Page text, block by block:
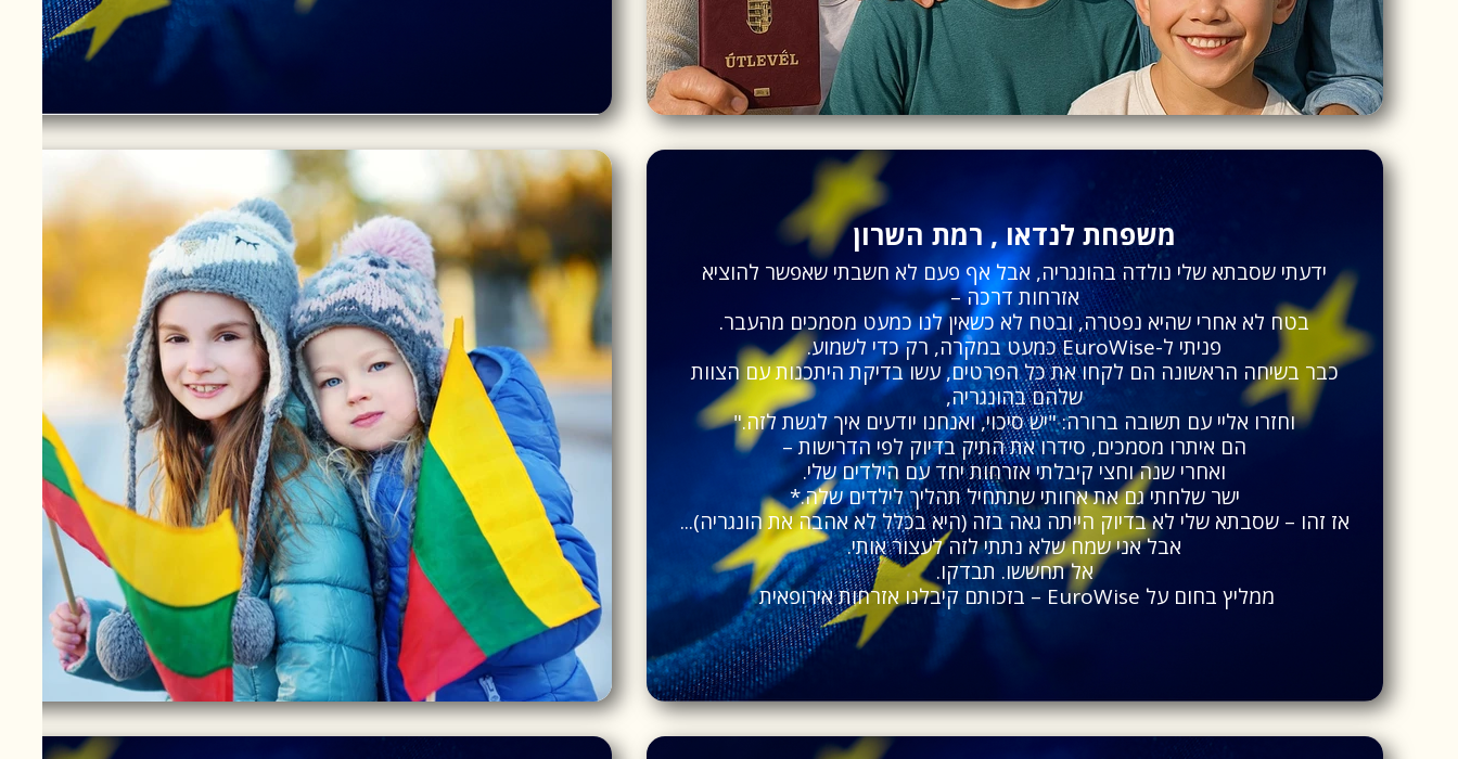
משפחת לנדאו , רמת השרון
ידעתי שסבתא שלי נולדה בהונגריה, אבל אף פעם לא חשבתי שאפשר להוציא
אזרחות דרכה –
בטח לא אחרי שהיא נפטרה, ובטח לא כשאין לנו כמעט מסמכים מהעבר.
פניתי ל-EuroWise כמעט במקרה, רק כדי לשמוע.
כבר בשיחה הראשונה הם לקחו את כל הפרטים, עשו בדיקת היתכנות עם הצוות
שלהם בהונגריה,
וחזרו אליי עם תשובה ברורה: "יש סיכוי, ואנחנו יודעים איך לגשת לזה."
הם איתרו מסמכים, סידרו את התיק בדיוק לפי הדרישות –
ואחרי שנה וחצי קיבלתי אזרחות יחד עם הילדים שלי.
ישר שלחתי גם את אחותי שתתחיל תהליך לילדים שלה.*
אז זהו – שסבתא שלי לא בדיוק הייתה גאה בזה (היא בכלל לא אהבה את הונגריה)...
אבל אני שמח שלא נתתי לזה לעצור אותי.
אל תחששו. תבדקו.
ממליץ בחום על EuroWise – בזכותם קיבלנו אזרחות אירופאית